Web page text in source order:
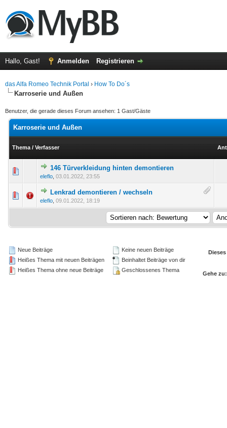
Hallo, Gast! Anmelden Registrieren
das Alfa Romeo Technik Portal › How To Do´s
Karroserie und Außen
Benutzer, die gerade dieses Forum ansehen: 1 Gast/Gäste
Karroserie und Außen
Thema / Verfasser
146 Türverkleidung hinten demontieren
eleflo 03.01.2022, 23:55
- 0 von 5 durchschnittlich
Lenkrad demontieren / wechseln
eleflo 09.01.2022, 18:19
- 0 von 5 durchschnittlich
Neue Beiträge
Heißes Thema mit neuen Beiträgen
Heißes Thema ohne neue Beiträge
Keine neuen Beiträge
Beinhaltet Beiträge von dir
Geschlossenes Thema
Gehe zu: